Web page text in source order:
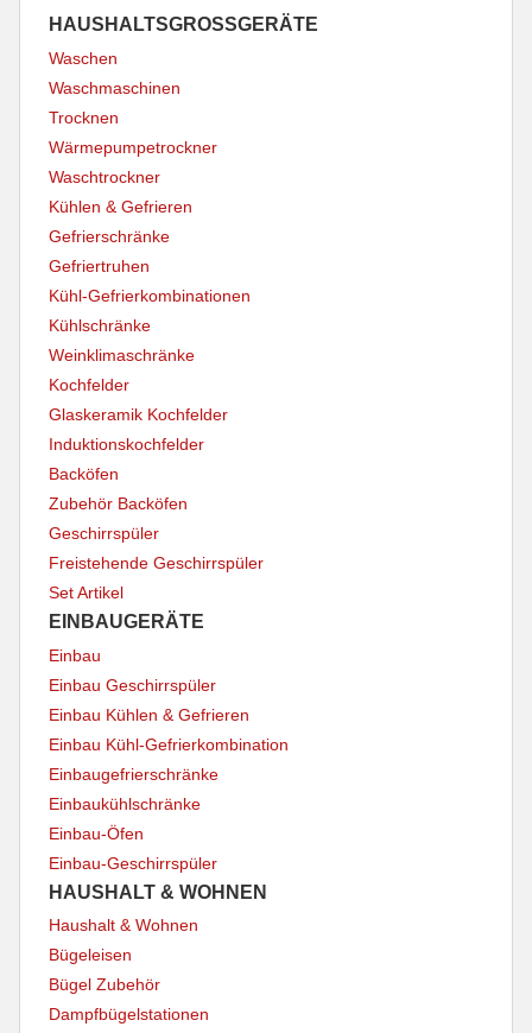
HAUSHALTSGROSSGERÄTE
Waschen
Waschmaschinen
Trocknen
Wärmepumpetrockner
Waschtrockner
Kühlen & Gefrieren
Gefrierschränke
Gefriertruhen
Kühl-Gefrierkombinationen
Kühlschränke
Weinklimaschränke
Kochfelder
Glaskeramik Kochfelder
Induktionskochfelder
Backöfen
Zubehör Backöfen
Geschirrspüler
Freistehende Geschirrspüler
Set Artikel
EINBAUGERÄTE
Einbau
Einbau Geschirrspüler
Einbau Kühlen & Gefrieren
Einbau Kühl-Gefrierkombination
Einbaugefrierschränke
Einbaukühlschränke
Einbau-Öfen
Einbau-Geschirrspüler
HAUSHALT & WOHNEN
Haushalt & Wohnen
Bügeleisen
Bügel Zubehör
Dampfbügelstationen